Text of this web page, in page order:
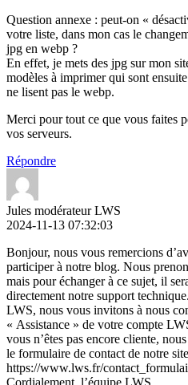
Question annexe : peut-on «
votre liste, dans mon cas le
jpg en webp ?
En effet, je mets des jpg sur mon
modèles à imprimer qui sont
ne lisent pas le webp.
Merci pour tout ce que vous faites
vos serveurs.
Répondre
Jules modérateur LWS
2024-11-13 07:32:03
Bonjour, nous vous remercions
participer à notre blog. Nous
mais pour échanger à ce sujet, il
directement notre support
LWS, nous vous invitons à nous
« Assistance » de votre compte
vous n’êtes pas encore cliente,
le formulaire de contact de notre
https://www.lws.fr/
Cordialement, l’équipe LWS